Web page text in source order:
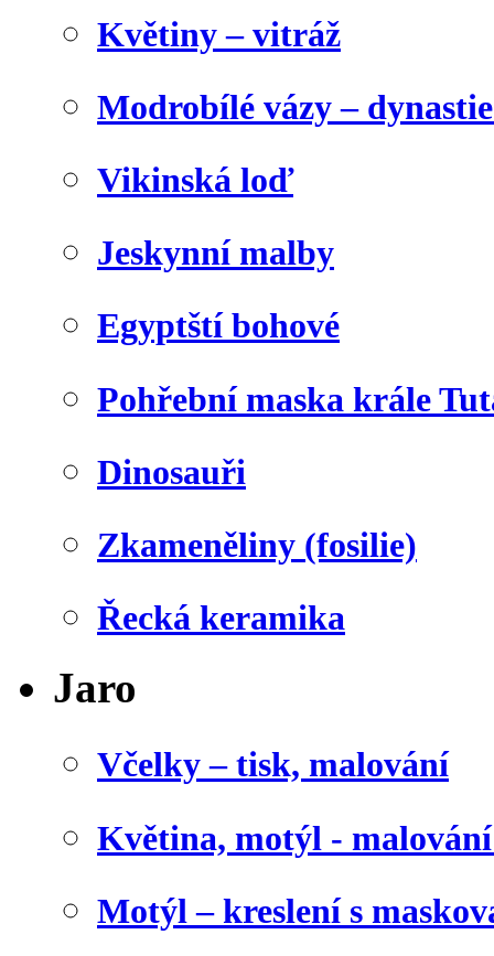
Květiny – vitráž
Modrobílé vázy –
Vikinská loď
Jeskynní malby
Egyptští bohové
Pohřební maska krále
Dinosauři
Zkameněliny (fosilie)
Řecká keramika
Jaro
Včelky – tisk, malování
Květina, motýl -
Motýl – kreslení s